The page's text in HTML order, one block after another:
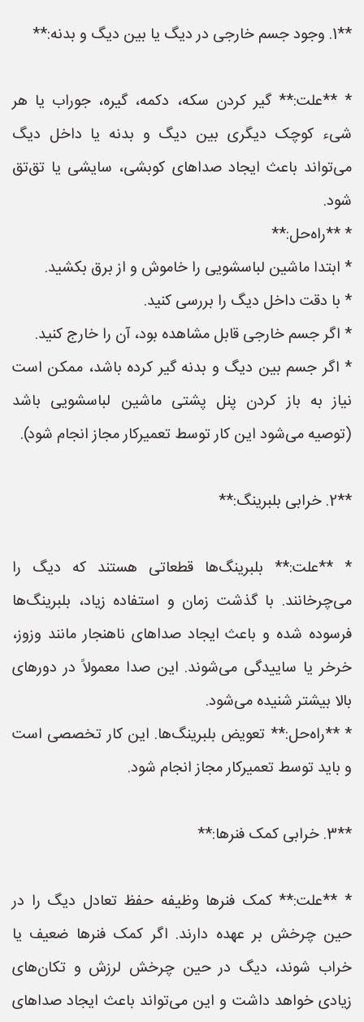
**1. وجود جسم خارجی در دیگ یا بین دیگ و بدنه:**
* **علت:** گیر کردن سکه، دکمه، گیره، جوراب یا هر
شیء کوچک دیگری بین دیگ و بدنه یا داخل دیگ
می‌تواند باعث ایجاد صداهای کوبشی، سایشی یا تق‌تق
شود.
* **راه‌حل:**
* ابتدا ماشین لباسشویی را خاموش و از برق بکشید.
* با دقت داخل دیگ را بررسی کنید.
* اگر جسم خارجی قابل مشاهده بود، آن را خارج کنید.
* اگر جسم بین دیگ و بدنه گیر کرده باشد، ممکن است
نیاز به باز کردن پنل پشتی ماشین لباسشویی باشد
(توصیه می‌شود این کار توسط تعمیرکار مجاز انجام شود).
**2. خرابی بلبرینگ:**
* **علت:** بلبرینگ‌ها قطعاتی هستند که دیگ را
می‌چرخانند. با گذشت زمان و استفاده زیاد، بلبرینگ‌ها
فرسوده شده و باعث ایجاد صداهای ناهنجار مانند وزوز،
خرخر یا ساییدگی می‌شوند. این صدا معمولاً در دورهای
بالا بیشتر شنیده می‌شود.
* **راه‌حل:** تعویض بلبرینگ‌ها. این کار تخصصی است
و باید توسط تعمیرکار مجاز انجام شود.
**3. خرابی کمک فنرها:**
* **علت:** کمک فنرها وظیفه حفظ تعادل دیگ را در
حین چرخش بر عهده دارند. اگر کمک فنرها ضعیف یا
خراب شوند، دیگ در حین چرخش لرزش و تکان‌های
زیادی خواهد داشت و این می‌تواند باعث ایجاد صداهای